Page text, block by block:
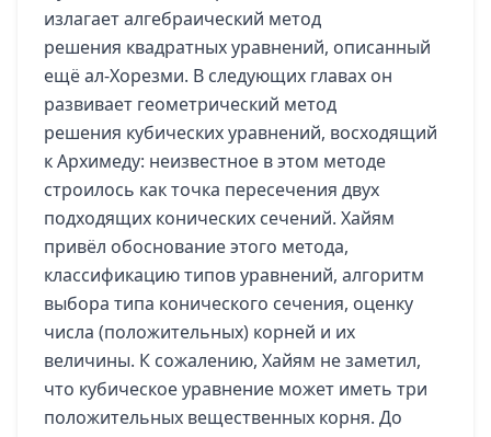
излагает алгебраический метод
решения квадратных уравнений, описанный
ещё ал-Хорезми. В следующих главах он
развивает геометрический метод
решения кубических уравнений, восходящий
к Архимеду: неизвестное в этом методе
строилось как точка пересечения двух
подходящих конических сечений. Хайям
привёл обоснование этого метода,
классификацию типов уравнений, алгоритм
выбора типа конического сечения, оценку
числа (положительных) корней и их
величины. К сожалению, Хайям не заметил,
что кубическое уравнение может иметь три
положительных вещественных корня. До